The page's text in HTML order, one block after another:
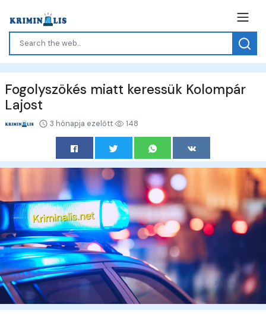
Fogolyszökés miatt keressük Kolompár
Lajost
3 hónapja ezelőtt 148